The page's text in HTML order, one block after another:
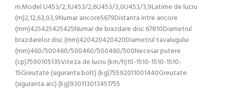
m.Model U453/2,1U453/2,6U453/3,0U453/3,9Latime de lucru
(m)2,12,63,03,9Numar ancore5679Distanta intre ancore
(mm)425425425425Numar de brazdare disc 67810Diametrul
brazdarelor disc (mm)420420420420Diametrul tavalugului
(mm)460/500460/500460/500460/500Necesar putere
(cp)7590105135Viteza de lucru (km/h)10-1510-1510-1510-
15Greutate (siguranta bolt) (kg)75592011001440Greutate
(siguranta arc) (kg)930113013451755